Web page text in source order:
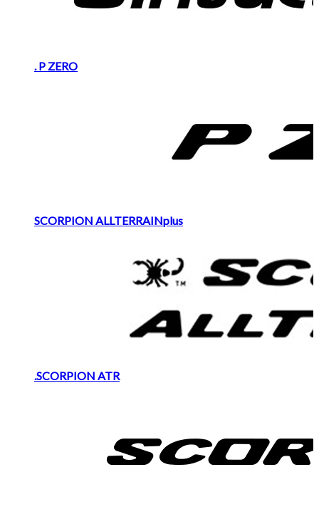
. P ZERO
SCORPION ALLTERRAINplus
.SCORPION ATR